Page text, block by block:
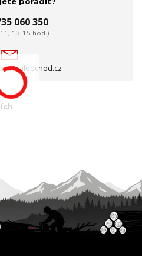
060 350
13-15 hod.)